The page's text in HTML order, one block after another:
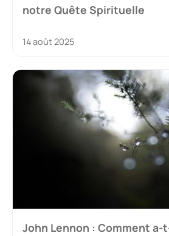
notre Quête Spirituelle
14 août 2025
John Lennon : Comment a-